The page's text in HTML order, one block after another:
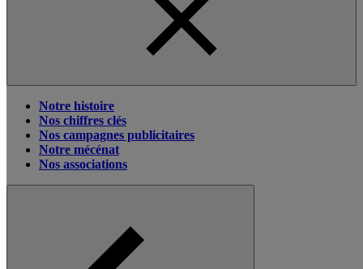
Notre histoire
Nos chiffres clés
Nos campagnes publicitaires
Notre mécénat
Nos associations